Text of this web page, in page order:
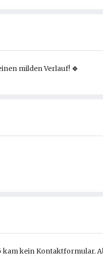
milden Verlauf! 🍀
kam kein Kontaktformular.